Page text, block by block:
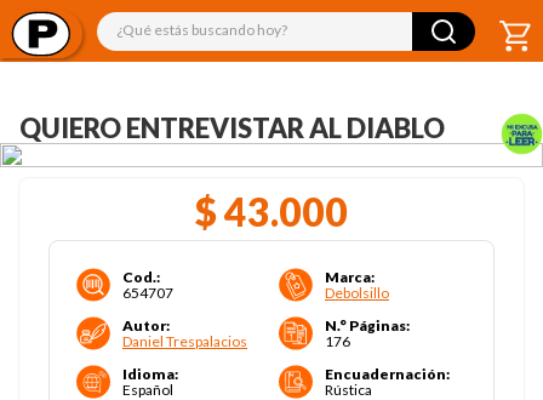
¿Qué estás buscando hoy?
QUIERO ENTREVISTAR AL DIABLO
$43.000
Cod.:
654707
Marca:
Debolsillo
Autor:
Daniel Trespalacios
N.° Páginas:
176
Idioma:
Español
Encuadernación:
Rústica